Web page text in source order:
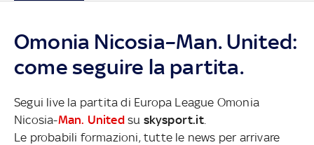
Omonia Nicosia–Man. United:
come seguire la partita.
Segui live la partita di Europa League Omonia
Nicosia-Man. Unitedsu skysport.it.
Le probabili formazioni, tutte le news per arrivare